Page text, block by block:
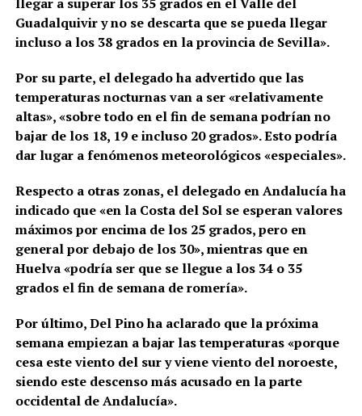
llegar a superar los 35 grados en el Valle del
Guadalquivir y no se descarta que se pueda llegar
incluso a los 38 grados en la provincia de Sevilla».
Por su parte, el delegado ha advertido que las
temperaturas nocturnas van a ser «relativamente
altas», «sobre todo en el fin de semana podrían no
bajar de los 18, 19 e incluso 20 grados». Esto podría
dar lugar a fenómenos meteorológicos «especiales».
Respecto a otras zonas, el delegado en Andalucía ha
indicado que «en la Costa del Sol se esperan valores
máximos por encima de los 25 grados, pero en
general por debajo de los 30», mientras que en
Huelva «podría ser que se llegue a los 34 o 35
grados el fin de semana de romería».
Por último, Del Pino ha aclarado que la próxima
semana empiezan a bajar las temperaturas «porque
cesa este viento del sur y viene viento del noroeste,
siendo este descenso más acusado en la parte
occidental de Andalucía».